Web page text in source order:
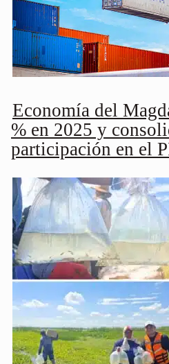
Economía del
% en 2025 y
participación en el